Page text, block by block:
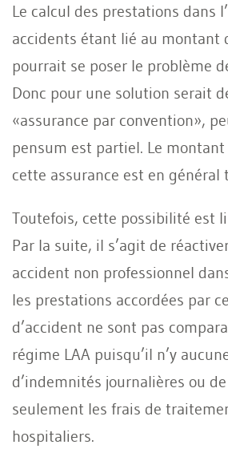
Le calcul des prestations dans
accidents étant lié au montant
pourrait se poser le problème
Donc pour une solution serait
«assurance par convention»,
pensum est partiel. Le
cette assurance est en général
Toutefois, cette possibilité est
Par la suite, il s’agit de
accident non professionnel
les prestations accordées par
d’accident ne sont pas
régime LAA puisqu’il n’y
d’indemnités journalières ou
seulement les frais de
hospitaliers.